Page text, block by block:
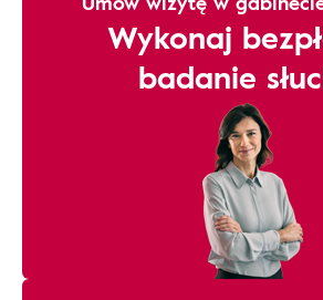
Wykonaj
badanie